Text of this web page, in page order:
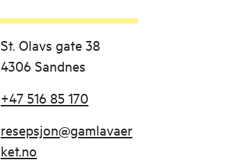
St. Olavs gate 38
4306 Sandnes
+47 516 85 170
resepsjon@gamlavaer
ket.no